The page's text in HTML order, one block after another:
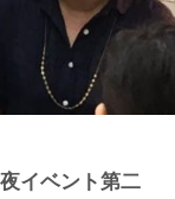
イベント第二